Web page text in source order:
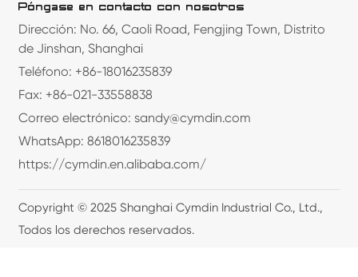
Póngase en contacto con nosotros
Dirección: No. 66, Caoli Road, Fengjing Town, Distrito
de Jinshan, Shanghai
Teléfono: +86-18016235839
Fax: +86-021-33558838
Correo electrónico: sandy@cymdin.com
WhatsApp: 8618016235839
https://cymdin.en.alibaba.com/
Copyright © 2025 Shanghai Cymdin Industrial Co., Ltd.,
Todos los derechos reservados.